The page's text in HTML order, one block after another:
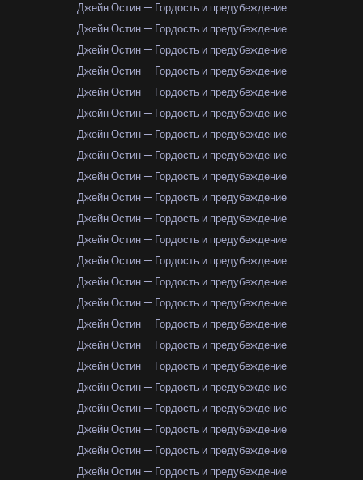
Джейн Остин — Гордость и предубеждение
Джейн Остин — Гордость и предубеждение
Джейн Остин — Гордость и предубеждение
Джейн Остин — Гордость и предубеждение
Джейн Остин — Гордость и предубеждение
Джейн Остин — Гордость и предубеждение
Джейн Остин — Гордость и предубеждение
Джейн Остин — Гордость и предубеждение
Джейн Остин — Гордость и предубеждение
Джейн Остин — Гордость и предубеждение
Джейн Остин — Гордость и предубеждение
Джейн Остин — Гордость и предубеждение
Джейн Остин — Гордость и предубеждение
Джейн Остин — Гордость и предубеждение
Джейн Остин — Гордость и предубеждение
Джейн Остин — Гордость и предубеждение
Джейн Остин — Гордость и предубеждение
Джейн Остин — Гордость и предубеждение
Джейн Остин — Гордость и предубеждение
Джейн Остин — Гордость и предубеждение
Джейн Остин — Гордость и предубеждение
Джейн Остин — Гордость и предубеждение
Джейн Остин — Гордость и предубеждение